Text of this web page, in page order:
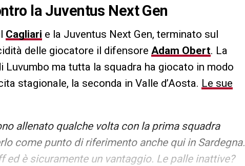
la Juventus Next Gen
Cagliari e la Juventus Next Gen, terminato sul
delle giocatore il difensore Adam Obert. La
ma tutta la squadra ha giocato in modo
stagionale, la seconda in Valle d’Aosta. Le sue
allenato qualche volta con la prima squadra
come punto di riferimento anche qui in Sardegna.
è sicuramente un vantaggio. Le palle inattive?